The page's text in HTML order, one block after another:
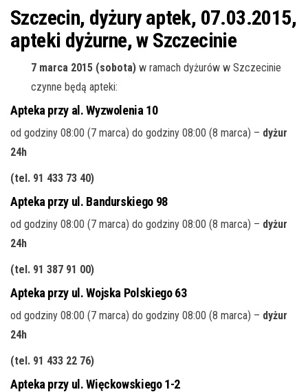
ę
Szczecin, dyżury aptek, 07.03.2015,
apteki dyżurne, w Szczecinie
7 marca 2015 (sobota) w ramach dyżurów w Szczecinie
czynne będą apteki:
Apteka przy al. Wyzwolenia 10
od godziny 08:00 (7 marca) do godziny 08:00 (8 marca) – dyżur
24h
(tel. 91 433 73 40)
Apteka przy ul. Bandurskiego 98
od godziny 08:00 (7 marca) do godziny 08:00 (8 marca) – dyżur
24h
(tel. 91 387 91 00)
Apteka przy ul. Wojska Polskiego 63
od godziny 08:00 (7 marca) do godziny 08:00 (8 marca) – dyżur
24h
(tel. 91 433 22 76)
Apteka przy ul. Więckowskiego 1-2